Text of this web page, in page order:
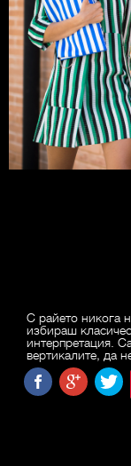
С райето никога
избираш
интерпретация.
вертикалите, да